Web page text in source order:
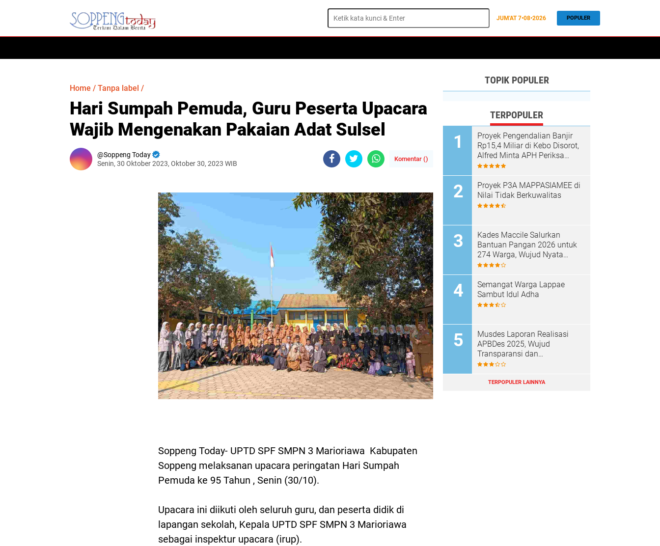
JUM'AT7•08•2026 POPULER
Home / Tanpa label /
Hari Sumpah Pemuda, Guru Peserta Upacara
Wajib Mengenakan Pakaian Adat Sulsel
Soppeng Today
Senin, 30 Oktober 2023, Oktober 30, 2023 WIB
Komentar ()
Soppeng Today- UPTD SPF SMPN 3 Marioriawa Kabupaten
Soppeng melaksanan upacara peringatan Hari Sumpah
Pemuda ke 95 Tahun , Senin (30/10).
Upacara ini diikuti oleh seluruh guru, dan peserta didik di
lapangan sekolah, Kepala UPTD SPF SMPN 3 Marioriawa
sebagai inspektur upacara (irup).
TOPIK POPULER
TERPOPULER
Proyek Pengendalian Banjir
Rp15,4 Miliar di Kebo Disorot,
Alfred Minta APH Periksa
Dugaan Material Ilegal
Proyek P3A MAPPASIAMEE di
Nilai Tidak Berkuwalitas
Kades Maccile Salurkan
Bantuan Pangan 2026 untuk
274 Warga, Wujud Nyata
Kepedulian terhadap
Semangat Warga Lappae
Sambut Idul Adha
Musdes Laporan Realisasi
APBDes 2025, Wujud
Transparansi dan
Akuntabilitas Desa Parenring
TERPOPULER LAINNYA